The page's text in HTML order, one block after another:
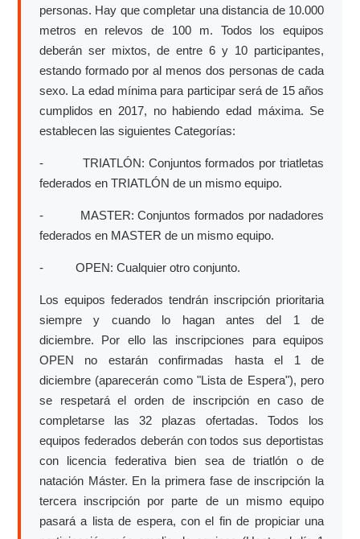
personas. Hay que completar una distancia de 10.000
metros en relevos de 100 m. Todos los equipos
deberán ser mixtos, de entre 6 y 10 participantes,
estando formado por al menos dos personas de cada
sexo. La edad mínima para participar será de 15 años
cumplidos en 2017, no habiendo edad máxima. Se
establecen las siguientes Categorías:
- TRIATLÓN: Conjuntos formados por triatletas
federados en TRIATLÓN de un mismo equipo.
- MASTER: Conjuntos formados por nadadores
federados en MASTER de un mismo equipo.
- OPEN: Cualquier otro conjunto.
Los equipos federados tendrán inscripción prioritaria
siempre y cuando lo hagan antes del 1 de
diciembre. Por ello las inscripciones para equipos
OPEN no estarán confirmadas hasta el 1 de
diciembre (aparecerán como "Lista de Espera"), pero
se respetará el orden de inscripción en caso de
completarse las 32 plazas ofertadas. Todos los
equipos federados deberán con todos sus deportistas
con licencia federativa bien sea de triatlón o de
natación Máster. En la primera fase de inscripción la
tercera inscripción por parte de un mismo equipo
pasará a lista de espera, con el fin de propiciar una